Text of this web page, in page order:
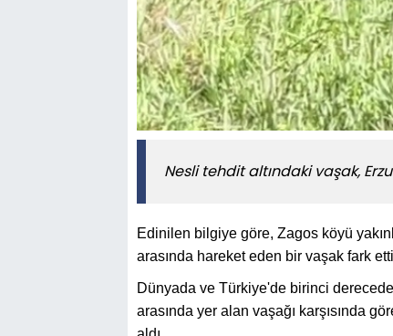
Nesli tehdit altındaki vaşak,
Edinilen bilgiye göre, Zagos köyü
arasında hareket eden bir vaşak fark
Dünyada ve Türkiye'de birinci
arasında yer alan vaşağı karşısında